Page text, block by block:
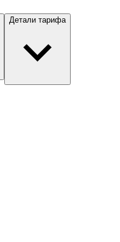
Детали тарифа